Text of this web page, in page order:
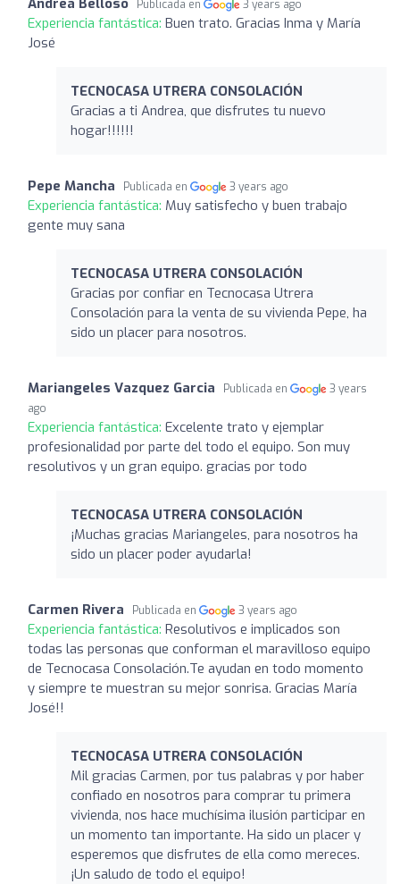
Publicada en 3 years ago
Experiencia fantástica: Buen trato. Gracias Inma y María
José
TECNOCASA UTRERA CONSOLACIÓN
Gracias a ti Andrea, que disfrutes tu nuevo
hogar!!!!!!
Pepe Mancha Publicada en 3 years ago
Experiencia fantástica: Muy satisfecho y buen trabajo
gente muy sana
TECNOCASA UTRERA CONSOLACIÓN
Gracias por confiar en Tecnocasa Utrera
Consolación para la venta de su vivienda Pepe, ha
sido un placer para nosotros.
Mariangeles Vazquez Garcia Publicada en
3 years
ago
Experiencia fantástica: Excelente trato y ejemplar
profesionalidad por parte del todo el equipo. Son muy
resolutivos y un gran equipo. gracias por todo
TECNOCASA UTRERA CONSOLACIÓN
¡Muchas gracias Mariangeles, para nosotros ha
sido un placer poder ayudarla!
Carmen Rivera Publicada en 3 years ago
Experiencia fantástica: Resolutivos e implicados son
todas las personas que conforman el maravilloso equipo
de Tecnocasa Consolación.Te ayudan en todo momento
y siempre te muestran su mejor sonrisa. Gracias María
José!!
TECNOCASA UTRERA CONSOLACIÓN
Mil gracias Carmen, por tus palabras y por haber
confiado en nosotros para comprar tu primera
vivienda, nos hace muchísima ilusión participar en
un momento tan importante. Ha sido un placer y
esperemos que disfrutes de ella como mereces.
¡Un saludo de todo el equipo!